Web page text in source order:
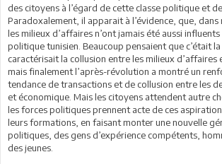
des citoyens à l’égard de cette classe politique et
Paradoxalement, il apparait à l’évidence, que, dans
les milieux d’affaires n’ont jamais été aussi
politique tunisien. Beaucoup pensaient que c’était
caractérisait la collusion entre les milieux d’affaires
mais finalement l’après-révolution a montré un
tendance de transactions et de collusion entre les
et économique. Mais les citoyens attendent autre
les forces politiques prennent acte de ces
leurs formations, en faisant monter une nouvelle
politiques, des gens d’expérience compétents,
des jeunes.